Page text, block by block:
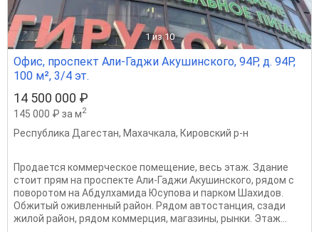
1 из 10
Офис, проспект Али-Гаджи Акушинского, 94Р, д. 94Р,
100 м², 3/4 эт.
14 500 000 ₽
145 000 ₽ за м2
Республика Дагестан, Махачкала, Кировский р-н
Продается коммерческое помещение, весь этаж. Здание
стоит прям на проспекте Али-Гаджи Акушинского, рядом с
поворотом на Абдулхамида Юсупова и парком Шахидов.
Обжитый оживленный район. Рядом автостанция, сзади
жилой район, рядом коммерция, магазины, рынки. Этаж...